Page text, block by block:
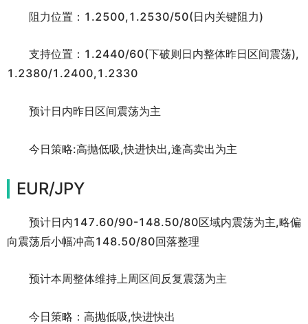
阻力位置：1.2500,1.2530/50(日内关键阻力)
支持位置：1.2440/60(下破则日内整体昨日区间震荡),
1.2380/1.2400,1.2330
预计日内昨日区间震荡为主
今日策略:高抛低吸,快进快出,逢高卖出为主
EUR/JPY
预计日内147.60/90-148.50/80区域内震荡为主,略偏
向震荡后小幅冲高148.50/80回落整理
预计本周整体维持上周区间反复震荡为主
今日策略：高抛低吸,快进快出